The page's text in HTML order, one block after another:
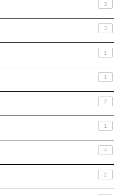
3
3
1
1
2
1
4
2